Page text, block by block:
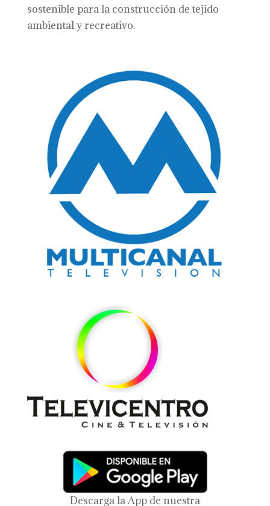
sostenible para la construcción de tejido
ambiental y recreativo.
Descarga la App de nuestra